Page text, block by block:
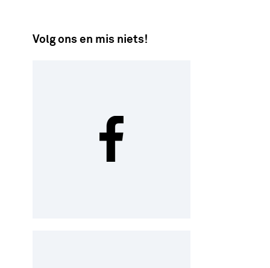
Volg ons en mis niets!